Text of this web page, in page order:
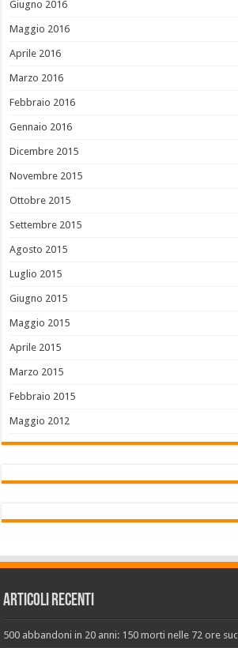
Giugno 2016
Maggio 2016
Aprile 2016
Marzo 2016
Febbraio 2016
Gennaio 2016
Dicembre 2015
Novembre 2015
Ottobre 2015
Settembre 2015
Agosto 2015
Luglio 2015
Giugno 2015
Maggio 2015
Aprile 2015
Marzo 2015
Febbraio 2015
Maggio 2012
Articoli recenti
500 abbandoni in 20 anni: 150 morti nelle 72 ore